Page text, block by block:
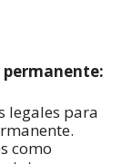
permanente:
legales para
como